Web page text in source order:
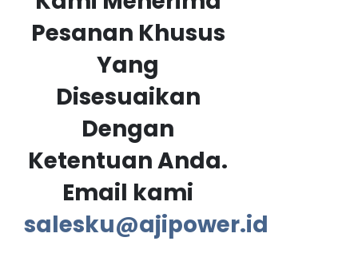
Pesanan Khusus
Yang
Disesuaikan
Dengan
Ketentuan Anda.
Email kami
salesku@ajipower.id